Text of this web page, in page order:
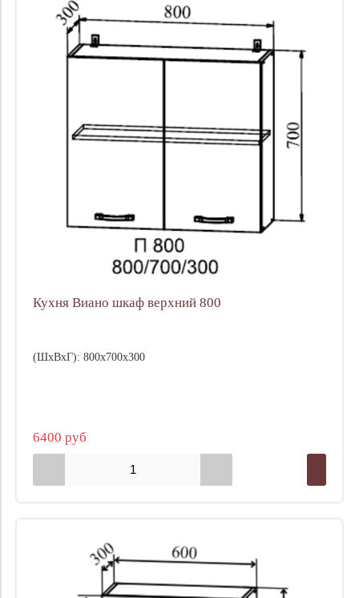
Кухня Виано шкаф верхний 800
(ШхВхГ): 800х700х300
6400 руб